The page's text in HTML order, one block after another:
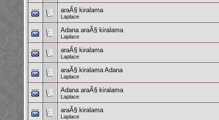
araÃ§ kiralama
Laplace
Adana araÃ§ kiralama
Laplace
araÃ§ kiralama
Laplace
araÃ§ kiralama Adana
Laplace
Adana araÃ§ kiralama
Laplace
araÃ§ kiralama
Laplace